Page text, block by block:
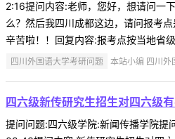
2:16提问内容:老师，您好，想请问一
么？然后我四川成都这边，请问报考点
辛苦啦！！回复内容:报考点按当地省
四川外国语大学考研问题 本站小编 四川
四六级新传研究生招生对四六级
提问问题:四六级学院:新闻传播学院